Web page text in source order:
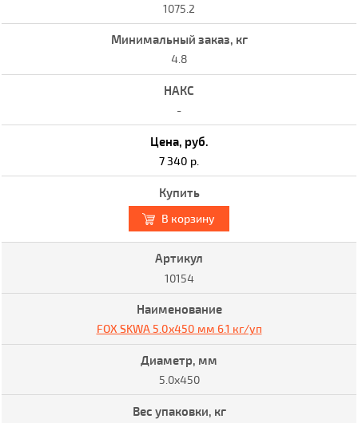
1075.2
4.8
-
7 340 р.
В корзину
10154
FOX SKWA 5.0x450 мм 6.1 кг/уп
5.0x450